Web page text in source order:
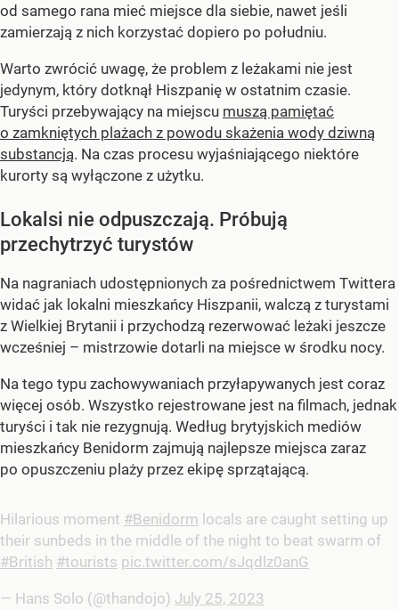
od samego rana mieć miejsce dla siebie, nawet jeśli
zamierzają z nich korzystać dopiero po południu.
Warto zwrócić uwagę, że problem z leżakami nie jest
jedynym, który dotknął Hiszpanię w ostatnim czasie.
Turyści przebywający na miejscu muszą pamiętać
o zamkniętych plażach z powodu skażenia wody dziwną
substancją. Na czas procesu wyjaśniającego niektóre
kurorty są wyłączone z użytku.
Lokalsi nie odpuszczają. Próbują
przechytrzyć turystów
Na nagraniach udostępnionych za pośrednictwem Twittera
widać jak lokalni mieszkańcy Hiszpanii, walczą z turystami
z Wielkiej Brytanii i przychodzą rezerwować leżaki jeszcze
wcześniej – mistrzowie dotarli na miejsce w środku nocy.
Na tego typu zachowywaniach przyłapywanych jest coraz
więcej osób. Wszystko rejestrowane jest na filmach, jednak
turyści i tak nie rezygnują. Według brytyjskich mediów
mieszkańcy Benidorm zajmują najlepsze miejsca zaraz
po opuszczeniu plaży przez ekipę sprzątającą.
Hilarious moment #Benidorm locals are caught setting up
their sunbeds in the middle of the night to beat swarm of
#British #tourists pic.twitter.com/sJqdlz0anG
— Hans Solo (@thandojo) July 25, 2023